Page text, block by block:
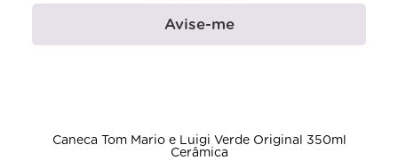
Avise-me
Caneca Tom Mario e Luigi Verde Original 350ml
Cerâmica